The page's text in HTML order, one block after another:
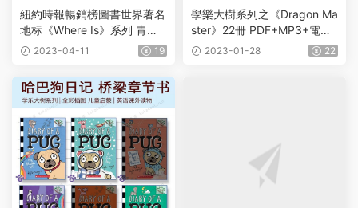
紐約時報暢銷榜圖書世界著名
地标《Where Is》系列 青少
年科普地理知識科普章節書橋
2023-04-11 19
學樂大樹系列之《Dragon Ma
ster》22冊 PDF+MP3+電子
書 2023-01-28 22